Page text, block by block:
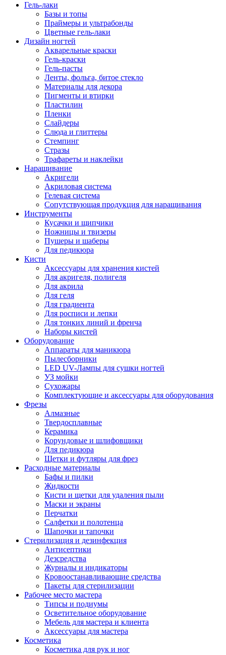
Гель-лаки
Базы и топы
Праймеры и ультрабонды
Цветные гель-лаки
Дизайн ногтей
Акварельные краски
Гель-краски
Гель-пасты
Ленты, фольга, битое стекло
Материалы для декора
Пигменты и втирки
Пластилин
Пленки
Слайдеры
Слюда и глиттеры
Стемпинг
Стразы
Трафареты и наклейки
Наращивание
Акригели
Акриловая система
Гелевая система
Сопутствующая продукция для наращивания
Инструменты
Кусачки и щипчики
Ножницы и твизеры
Пушеры и шаберы
Для педикюра
Кисти
Аксессуары для хранения кистей
Для акригеля, полигеля
Для акрила
Для геля
Для градиента
Для росписи и лепки
Для тонких линий и френча
Наборы кистей
Оборудование
Аппараты для маникюра
Пылесборники
LED UV-Лампы для сушки ногтей
УЗ мойки
Сухожары
Комплектующие и аксессуары для оборудования
Фрезы
Алмазные
Твердосплавные
Керамика
Корундовые и шлифовщики
Для педикюра
Щетки и футляры для фрез
Расходные материалы
Бафы и пилки
Жидкости
Кисти и щетки для удаления пыли
Маски и экраны
Перчатки
Салфетки и полотенца
Шапочки и тапочки
Стерилизация и дезинфекция
Антисептики
Дезсредства
Журналы и индикаторы
Кровоостанавливающие средства
Пакеты для стерилизации
Рабочее место мастера
Типсы и подиумы
Осветительное оборудование
Мебель для мастера и клиента
Аксессуары для мастера
Косметика
Косметика для рук и ног